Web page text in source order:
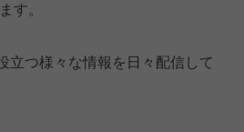
す。
立つ様々な情報を日々配信して